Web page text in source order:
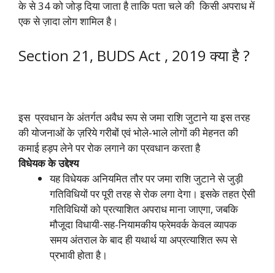
के से 34 को जोड़ दिया जाता है ताकि पता चले की किसी अपराध में
एक से ज़ादा लोग शामिल है।
Section 21, BUDS Act , 2019 क्या है ?
इस प्रवधान के अंतर्गत अवैध रूप से जमा राशि जुटाने या इस तरह
की योजनाओं के ज़रिये गरीबों एवं भोले-भाले लोगों की मेहनत की
कमाई हड़प लेने पर रोक लगाने का प्रवधान करता है
विधेयक के उद्देश्य
यह विधेयक अनियमित तौर पर जमा राशि जुटाने से जुड़ी
गतिविधियों पर पूरी तरह से रोक लगा देगा। इसके तहत ऐसी
गतिविधियों को प्रत्‍याशित अपराध माना जाएगा, जबकि
मौजूदा विधायी-सह-नियाम‍कीय फ्रेमवर्क केवल व्‍यापक
समय अंतराल के बाद ही यथार्थ या अप्रत्‍याशित रूप से
प्रभावी होता है।